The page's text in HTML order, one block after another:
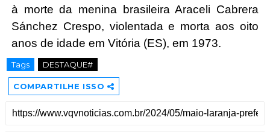
à morte da menina brasileira Araceli Cabrera
Sánchez Crespo, violentada e morta aos oito
anos de idade em Vitória (ES), em 1973.
Tags DESTAQUE#
COMPARTILHE ISSO